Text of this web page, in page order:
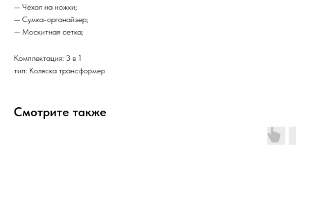
— Чехол на ножки;
— Сумка-органайзер;
— Москитная сетка;
Комплектация: 3 в 1
тип: Коляска трансформер
Смотрите также